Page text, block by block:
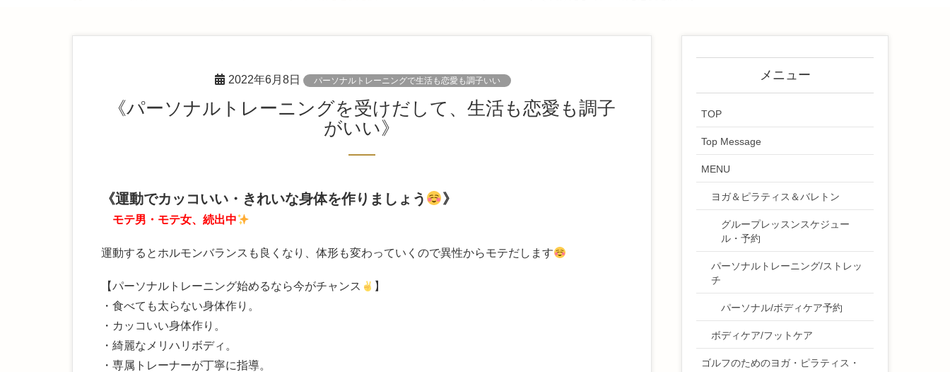
2022年6月8日 パーソナルトレーニングで生活も恋愛も調子いい
《パーソナルトレーニングを受けだして、生活も恋愛も調子
がいい》
《運動でカッコいい・きれいな身体を作りましょう 》
モテ男・モテ女、続出中
運動するとホルモンバランスも良くなり、体形も変わっていくので異性からモテだします
【パーソナルトレーニング始めるなら今がチャンス
】
・食べても太らない身体作り。
・カッコいい身体作り。
・綺麗なメリハリボディ。
・専属トレーナーが丁寧に指導。
メニュー
TOP
Top Message
MENU
ヨガ＆ピラティス＆バレトン
グループレッスンスケジュー
ル・予約
パーソナルトレーニング/ストレッ
チ
パーソナル/ボディケア予約
ボディケア/フットケア
ゴルフのためのヨガ・ピラティス・